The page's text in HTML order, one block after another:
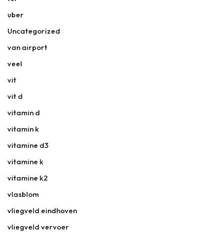
uber
Uncategorized
van airport
veel
vit
vit d
vitamin d
vitamin k
vitamine d3
vitamine k
vitamine k2
vlasblom
vliegveld eindhoven
vliegveld vervoer